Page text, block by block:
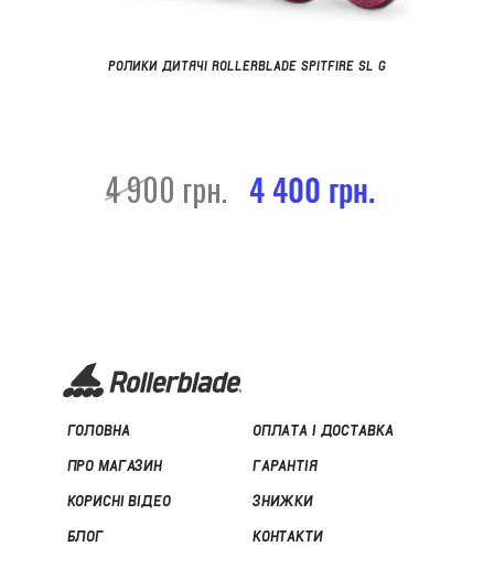
РОЛИКИ ДИТЯЧІ ROLLERBLADE SPITFIRE SL G
4 900 грн. 4 400 грн.
ГОЛОВНА
ПРО МАГАЗИН
КОРИСНІ ВІДЕО
БЛОГ
ОПЛАТА І ДОСТАВКА
ГАРАНТІЯ
ЗНИЖКИ
КОНТАКТИ